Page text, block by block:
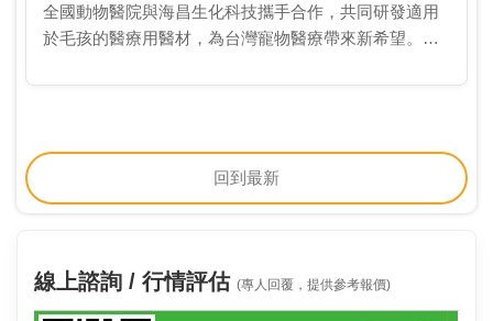
全國動物醫院與海昌生化科技攜手合作，共同研發適用
於毛孩的醫療用醫材，為台灣寵物醫療帶來新希望。根
孩都患有牙周病，這不僅會造成口臭、掉牙等問題，更
回到最新
線上諮詢 / 行情評估 (專人回覆，提供參考報價)